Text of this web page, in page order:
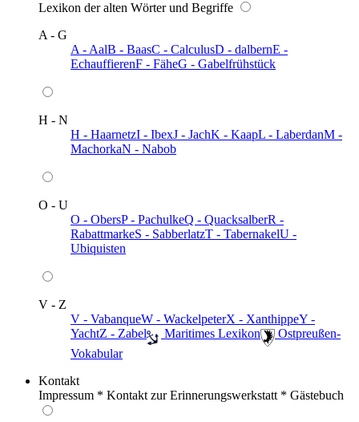
Lexikon der alten Wörter und Begriffe
A - G
A - AalB - BaasC - CalculusD - dalbernE -
EchauffierenF - FäheG - Gabelfrühstück
H - N
H - HaarnetzI - IbexJ - JachK - KaapL - LaberdanM -
MachorkaN - Nabob
O - U
O - ObersP - PachulkeQ - QuacksalberR -
RabattmarkeS - SabberlatzT - TabernakelU -
Ubiquisten
V - Z
V - VabanqueW - WackelpeterX - XanthippeY -
YachtZ - Zabel ️ Maritimes Lexikon
️ Ostpreußen-
Vokabular
Kontakt
Impressum * Kontakt zur Erinnerungswerkstatt * Gästebuch